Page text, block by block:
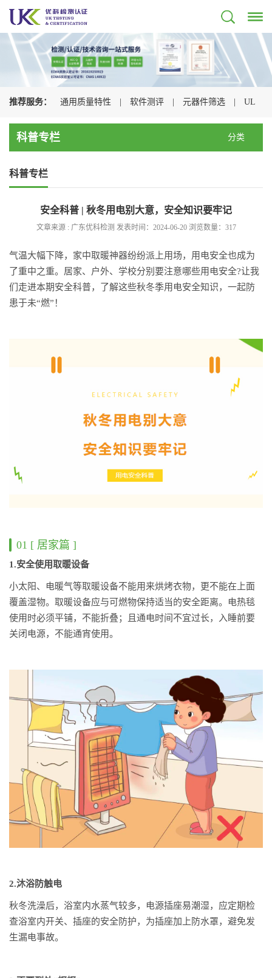
推荐服务： 通用质量特性 | 软件测评 | 元器件筛选 | UL
认证 | CSA认证
科普专栏 分类
科普专栏
安全科普 | 秋冬用电别大意，安全知识要牢记
文章来源 : 广东优科检测 发表时间：2024-06-20 浏览数量： 317
气温大幅下降，家中取暖神器纷纷派上用场，用电安全也成为
了重中之重。居家、户外、学校分别要注意哪些用电安全?让我
们走进本期安全科普，了解这些秋冬季用电安全知识，一起防
患于未“燃”！
01 [ 居家篇 ]
1.安全使用取暖设备
小太阳、电暖气等取暖设备不能用来烘烤衣物，更不能在上面
覆盖湿物。取暖设备应与可燃物保持适当的安全距离。电热毯
使用时必须平铺，不能折叠；且通电时间不宜过长，入睡前要
关闭电源，不能通宵使用。
2.沐浴防触电
秋冬洗澡后，浴室内水蒸气较多，电源插座易潮湿，应定期检
查浴室内开关、插座的安全防护，为插座加上防水罩，避免发
生漏电事故。